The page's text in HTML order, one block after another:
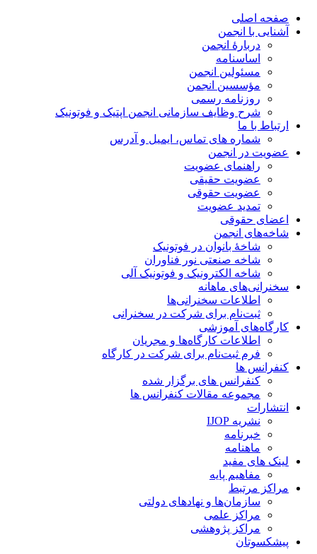
صفحه اصلی
آشنایی با انجمن
دربارۀ انجمن
اساسنامه
مسئولین انجمن
مؤسسین انجمن
روزنامه رسمی
شرح وظایف سازمانی انجمن اپتیک و فوتونیک
ارتباط با ما
شماره های تماس، ایمیل و آدرس
عضویت در انجمن
راهنمای عضویت
عضویت حقیقی
عضویت حقوقی
تمدید عضویت
اعضای حقوقی
شاخه‌های انجمن
شاخۀ بانوان در فوتونیک
شاخه صنعتی نور فناوران
شاخه‌ الکترونیک و فوتونیک آلی
سخنرانی‌های ماهانه
اطلاعات سخنرانی‌‌ها
ثبت‌نام برای شرکت در سخنرانی
کارگاه‌های آموزشی
اطلاعات کارگاه‌ها و مجریان
فرم ثبت‌نام برای شرکت در کارگاه
کنفرانس ها
کنفرانس های برگزار شده
مجموعه مقالات کنفرانس ها
انتشارات
نشریه IJOP
خبرنامه
ماهنامه
لینک های مفید
مفاهیم پایه
مراکز مرتبط
سازمان‌ها و نهادهای دولتی
مراکز علمی
مراکز پژوهشی
پیشکسوتان